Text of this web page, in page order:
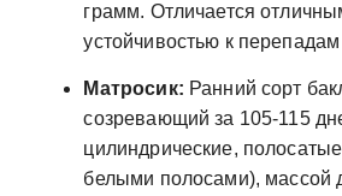
грамм. Отличается
устойчивостью к
Матросик: Ранний сорт
созревающий за 105-115
цилиндрические,
белыми полосами), массой